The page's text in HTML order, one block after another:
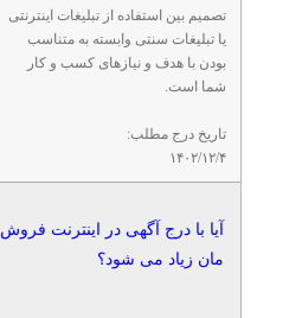
تصمیم بین استفاده از تبلیغات اینترنتی
یا تبلیغات سنتی وابسته به متناسب
بودن با هدف و نیازهای کسب و کار
شما است.
تاریخ درج مطلب:
۱۴۰۲/۱۲/۴
آیا با درج آگهی در اینترنت فروش
مان زیاد می شود؟